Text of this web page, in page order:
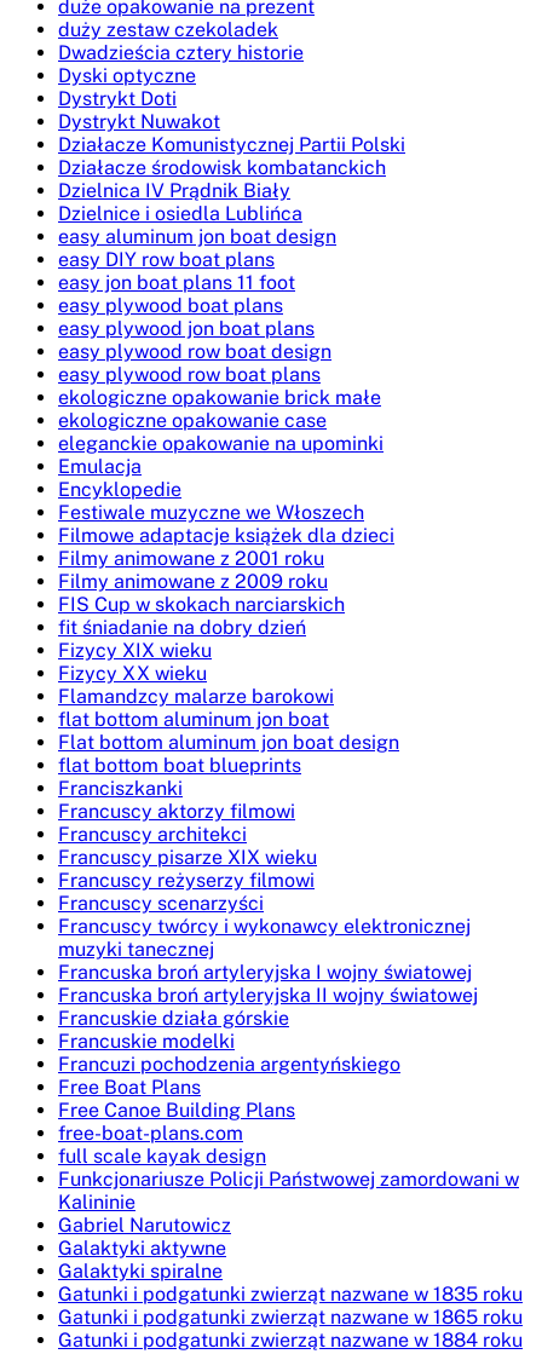
duże opakowanie na prezent
duży zestaw czekoladek
Dwadzieścia cztery historie
Dyski optyczne
Dystrykt Doti
Dystrykt Nuwakot
Działacze Komunistycznej Partii Polski
Działacze środowisk kombatanckich
Dzielnica IV Prądnik Biały
Dzielnice i osiedla Lublińca
easy aluminum jon boat design
easy DIY row boat plans
easy jon boat plans 11 foot
easy plywood boat plans
easy plywood jon boat plans
easy plywood row boat design
easy plywood row boat plans
ekologiczne opakowanie brick małe
ekologiczne opakowanie case
eleganckie opakowanie na upominki
Emulacja
Encyklopedie
Festiwale muzyczne we Włoszech
Filmowe adaptacje książek dla dzieci
Filmy animowane z 2001 roku
Filmy animowane z 2009 roku
FIS Cup w skokach narciarskich
fit śniadanie na dobry dzień
Fizycy XIX wieku
Fizycy XX wieku
Flamandzcy malarze barokowi
flat bottom aluminum jon boat
Flat bottom aluminum jon boat design
flat bottom boat blueprints
Franciszkanki
Francuscy aktorzy filmowi
Francuscy architekci
Francuscy pisarze XIX wieku
Francuscy reżyserzy filmowi
Francuscy scenarzyści
Francuscy twórcy i wykonawcy elektronicznej
muzyki tanecznej
Francuska broń artyleryjska I wojny światowej
Francuska broń artyleryjska II wojny światowej
Francuskie działa górskie
Francuskie modelki
Francuzi pochodzenia argentyńskiego
Free Boat Plans
Free Canoe Building Plans
free-boat-plans.com
full scale kayak design
Funkcjonariusze Policji Państwowej zamordowani w
Kalininie
Gabriel Narutowicz
Galaktyki aktywne
Galaktyki spiralne
Gatunki i podgatunki zwierząt nazwane w 1835 roku
Gatunki i podgatunki zwierząt nazwane w 1865 roku
Gatunki i podgatunki zwierząt nazwane w 1884 roku